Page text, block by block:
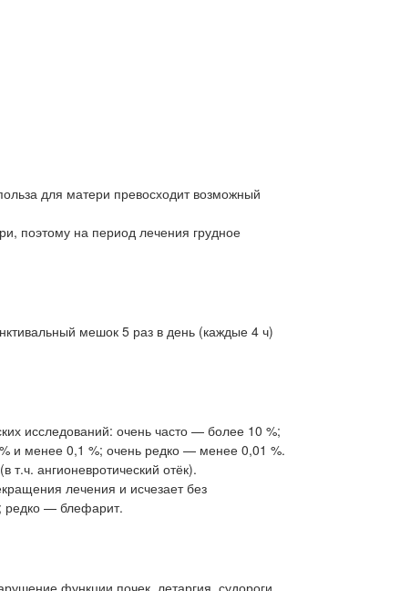
для матери превосходит возможный
поэтому на период лечения грудное
мешок 5 раз в день (каждые 4 ч)
исследований: очень часто — более 10 %;
и менее 0,1 %; очень редко — менее 0,01 %.
т.ч. ангионевротический отёк).
лечения и исчезает без
редко — блефарит.